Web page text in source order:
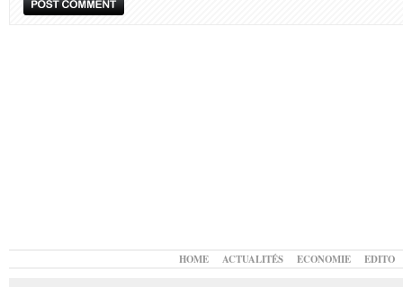
HOME ACTUALITÉS ECONOMIE EDITO